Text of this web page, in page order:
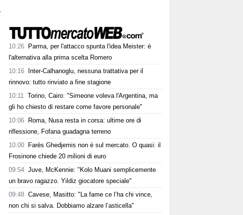
10:26
Parma, per l'attacco spunta l'idea Meister: è
l'alternativa alla prima scelta Romero
10:16
Inter-Calhanoglu, nessuna trattativa per il
rinnovo: tutto rinviato a fine stagione
10:11 Torino, Cairo: "Simeone voleva l'Argentina, ma
gli ho chiesto di restare come favore personale"
10:06
Roma, Nusa resta in corsa: ultime ore di
riflessione, Fofana guadagna terreno
10:00
Farès Ghedjemis non è sul mercato. O quasi: il
Frosinone chiede 20 milioni di euro
09:54 Juve, McKennie: "Kolo Muani semplicemente
un bravo ragazzo. Yildiz giocatore speciale"
09:48 Cavese, Masitto: "La fame ce l’ha chi vince,
non chi si salva. Dobbiamo alzare l’asticella"